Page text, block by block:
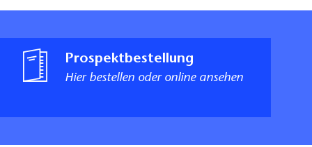
Prospektbestellung
Hier bestellen oder online ansehen